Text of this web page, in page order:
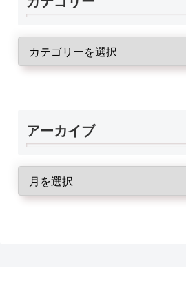
アーカイブ